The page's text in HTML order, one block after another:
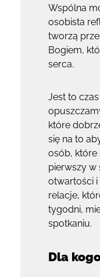
Wspólna
osobista
tworzą
Bogiem,
serca.
Jest to
które
się na to
osób, które
pierwszy w
otwartości i
relacje,
tygodni,
spotkaniu.
Dla